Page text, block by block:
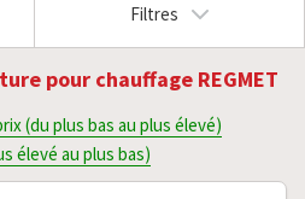
Filtres
pour chauffage REGMET
(du plus bas au plus élevé)
élevé au plus bas)